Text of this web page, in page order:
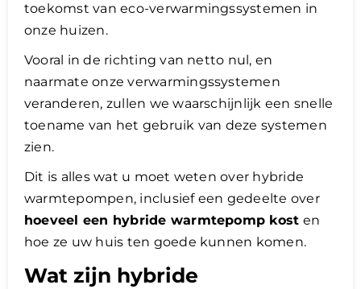
toekomst van eco-verwarmingssystemen in
onze huizen.
Vooral in de richting van netto nul, en
naarmate onze verwarmingssystemen
veranderen, zullen we waarschijnlijk een snelle
toename van het gebruik van deze systemen
zien.
Dit is alles wat u moet weten over hybride
warmtepompen, inclusief een gedeelte over
hoeveel een hybride warmtepomp kost en
hoe ze uw huis ten goede kunnen komen.
Wat zijn hybride